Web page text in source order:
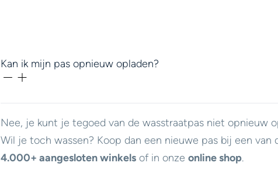
Kan ik mijn pas opnieuw opladen?
Nee, je kunt je tegoed van de wasstraatpas niet opnieuw
Wil je toch wassen? Koop dan een nieuwe pas bij een van
4.000+ aangesloten winkels of in onze online shop.